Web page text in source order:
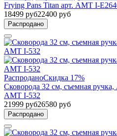
Frying Pans Titan арт. AMT I-
18499 руб22400 руб
Распродано
РаспроданоСкидка 17%
Сковорода 32 см, съемная
AMT I-532
21999 руб26580 руб
Распродано